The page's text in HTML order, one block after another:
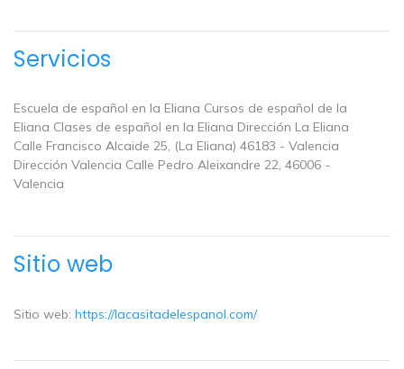
Servicios
Escuela de español en la Eliana Cursos de español de la
Eliana Clases de español en la Eliana Dirección La Eliana
Calle Francisco Alcaide 25, (La Eliana) 46183 - Valencia
Dirección Valencia Calle Pedro Aleixandre 22, 46006 -
Valencia
Sitio web
Sitio web: https://lacasitadelespanol.com/